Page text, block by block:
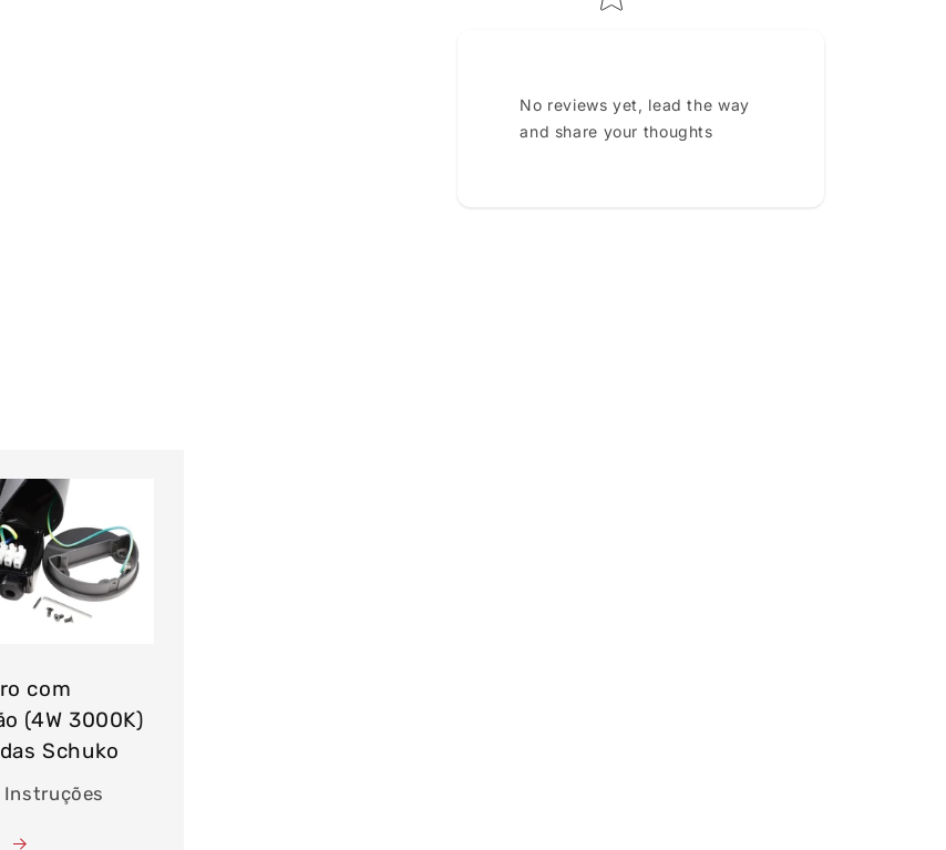
No reviews yet, lead the way
and share your thoughts
com
(4W 3000K)
Schuko
Instruções